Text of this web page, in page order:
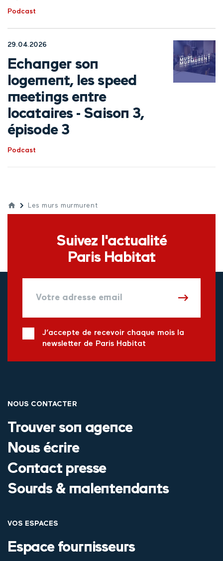
Podcast
29.04.2026
Echanger son
logement, les speed
meetings entre
locataires - Saison 3,
épisode 3
Podcast
Les murs murmurent
Suivez l'actualité
Paris Habitat
J’accepte de recevoir chaque mois la
newsletter de Paris Habitat
NOUS CONTACTER
Trouver son agence
Nous écrire
Contact presse
Sourds & malentendants
VOS ESPACES
Espace fournisseurs